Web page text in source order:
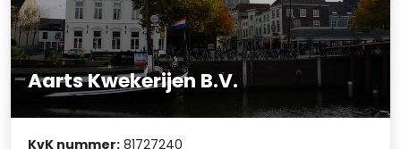
Aarts Kwekerijen B.V.
KvK nummer: 81727240